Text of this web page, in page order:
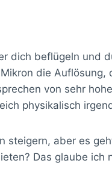
dich beflügeln und
die
von sehr
physikalisch
aber es
Das glaube